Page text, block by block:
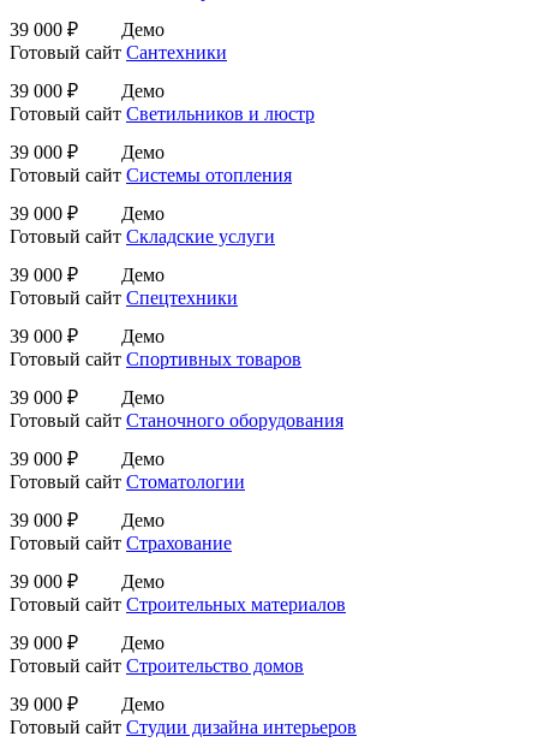
39 000 ₽
Демо
Готовый сайт Сантехники
39 000 ₽
Демо
Готовый сайт Светильников и люстр
39 000 ₽
Демо
Готовый сайт Системы отопления
39 000 ₽
Демо
Готовый сайт Складские услуги
39 000 ₽
Демо
Готовый сайт Спецтехники
39 000 ₽
Демо
Готовый сайт Спортивных товаров
39 000 ₽
Демо
Готовый сайт Станочного оборудования
39 000 ₽
Демо
Готовый сайт Стоматологии
39 000 ₽
Демо
Готовый сайт Страхование
39 000 ₽
Демо
Готовый сайт Строительных материалов
39 000 ₽
Демо
Готовый сайт Строительство домов
39 000 ₽
Демо
Готовый сайт Студии дизайна интерьеров